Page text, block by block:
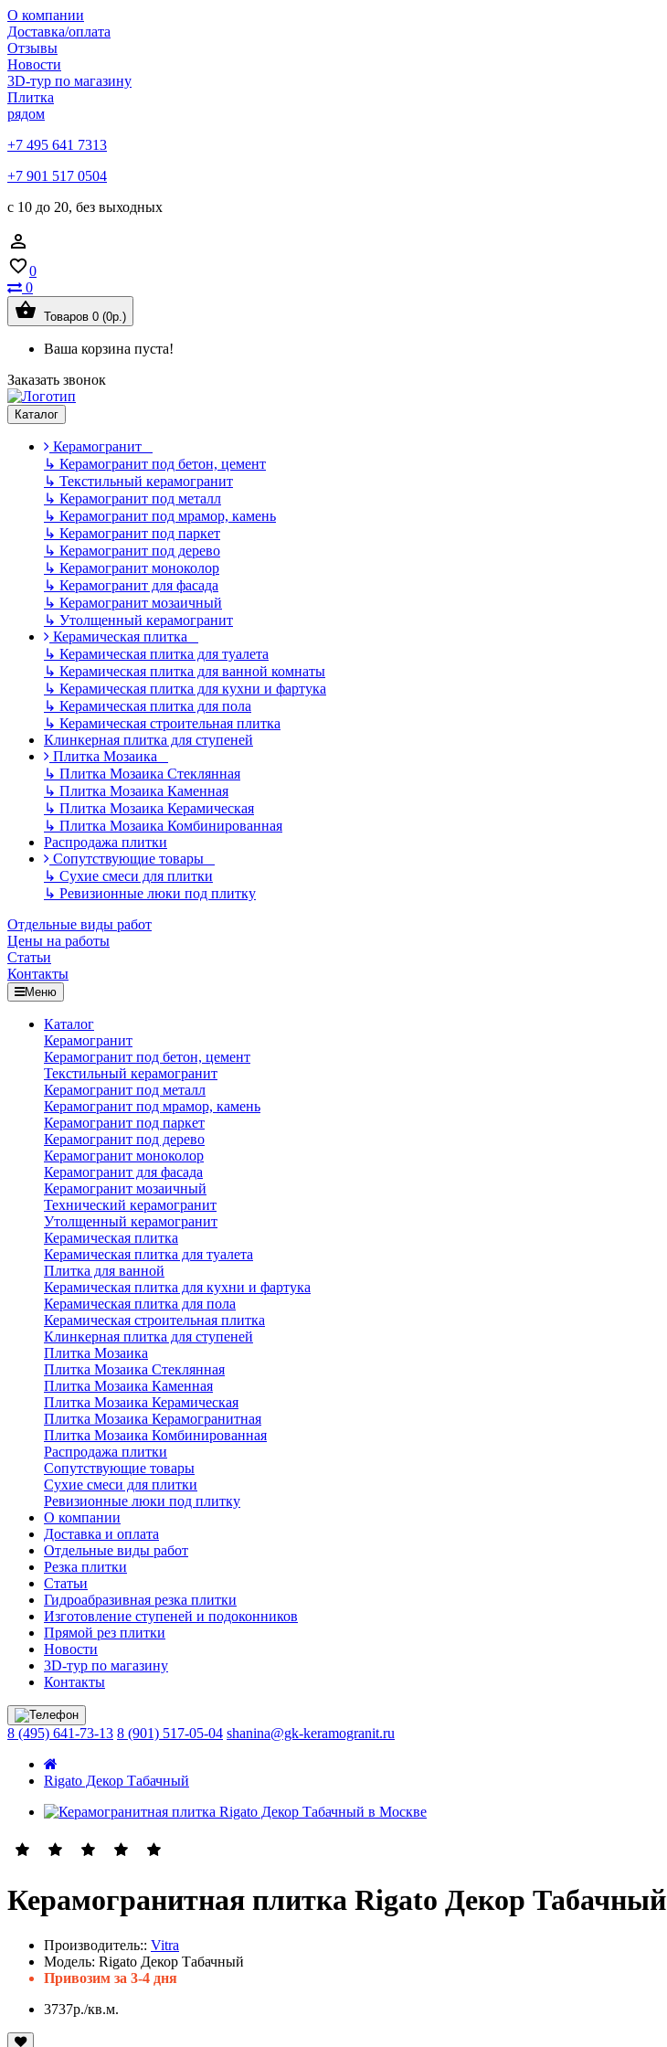
О компании
Доставка/оплата
Отзывы
Новости
3D-тур по магазину
Плитка
рядом
+7 495 641 7313
+7 901 517 0504
с 10 до 20, без выходных
0
0
Товаров 0 (0р.)
Ваша корзина пуста!
Заказать звонок
Каталог
Керамогранит
↳ Керамогранит под бетон, цемент
↳ Текстильный керамогранит
↳ Керамогранит под металл
↳ Керамогранит под мрамор, камень
↳ Керамогранит под паркет
↳ Керамогранит под дерево
↳ Керамогранит моноколор
↳ Керамогранит для фасада
↳ Керамогранит мозаичный
↳ Утолщенный керамогранит
Керамическая плитка
↳ Керамическая плитка для туалета
↳ Керамическая плитка для ванной комнаты
↳ Керамическая плитка для кухни и фартука
↳ Керамическая плитка для пола
↳ Керамическая строительная плитка
Клинкерная плитка для ступеней
Плитка Мозаика
↳ Плитка Мозаика Стеклянная
↳ Плитка Мозаика Каменная
↳ Плитка Мозаика Керамическая
↳ Плитка Мозаика Комбинированная
Распродажа плитки
Сопутствующие товары
↳ Сухие смеси для плитки
↳ Ревизионные люки под плитку
Отдельные виды работ
Цены на работы
Статьи
Контакты
Меню
Каталог
Керамогранит
Керамогранит под бетон, цемент
Текстильный керамогранит
Керамогранит под металл
Керамогранит под мрамор, камень
Керамогранит под паркет
Керамогранит под дерево
Керамогранит моноколор
Керамогранит для фасада
Керамогранит мозаичный
Технический керамогранит
Утолщенный керамогранит
Керамическая плитка
Керамическая плитка для туалета
Плитка для ванной
Керамическая плитка для кухни и фартука
Керамическая плитка для пола
Керамическая строительная плитка
Клинкерная плитка для ступеней
Плитка Мозаика
Плитка Мозаика Стеклянная
Плитка Мозаика Каменная
Плитка Мозаика Керамическая
Плитка Мозаика Керамогранитная
Плитка Мозаика Комбинированная
Распродажа плитки
Сопутствующие товары
Сухие смеси для плитки
Ревизионные люки под плитку
О компании
Доставка и оплата
Отдельные виды работ
Резка плитки
Статьи
Гидроабразивная резка плитки
Изготовление ступеней и подоконников
Прямой рез плитки
Новости
3D-тур по магазину
Контакты
8 (495) 641-73-13 8 (901) 517-05-04 shanina@gk-keramogranit.ru
Rigato Декор Табачный
Керамогранитная плитка Rigato Декор Табачный
Производитель:: Vitra
Модель: Rigato Декор Табачный
Привозим за 3-4 дня
3737р./кв.м.